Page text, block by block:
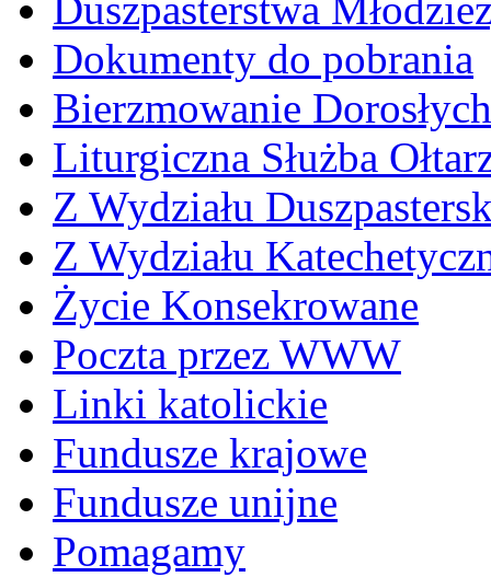
Duszpasterstwa
Dokumenty do pobrania
Bierzmowanie Dorosłych
Liturgiczna Służba
Z Wydziału
Z Wydziału
Życie Konsekrowane
Poczta przez WWW
Linki katolickie
Fundusze krajowe
Fundusze unijne
Pomagamy